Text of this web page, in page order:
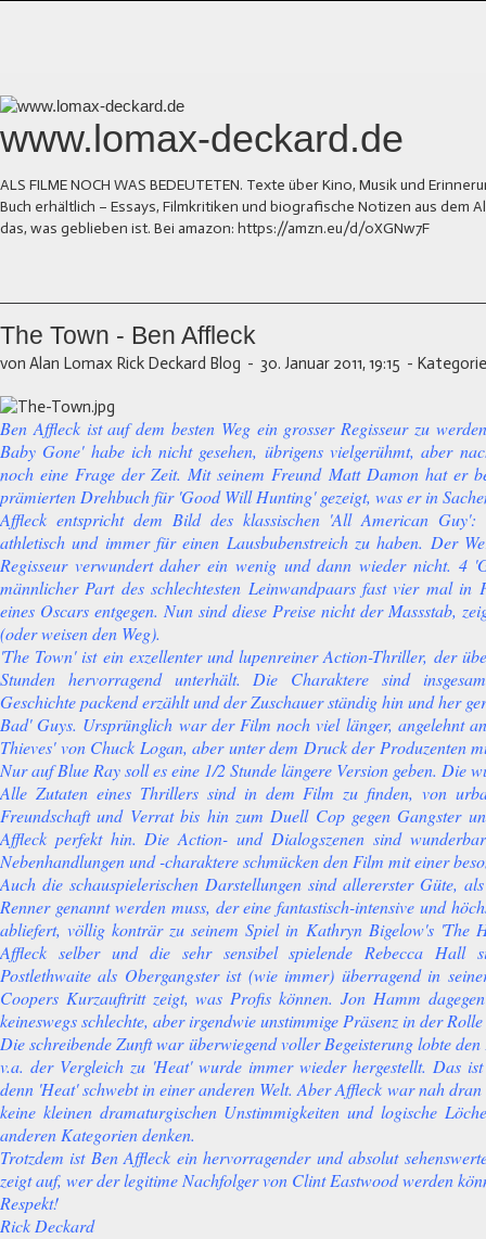
www.lomax-deckard.de
ALS FILME NOCH WAS BEDEUTETEN. Texte über Kino, Musik und
Buch erhältlich – Essays, Filmkritiken und biografische Notizen aus dem
das, was geblieben ist. Bei amazon: https://amzn.eu/d/0XGNw7F
The Town - Ben Affleck
von Alan Lomax Rick Deckard Blog - 30. Januar 2011, 19:15 -
Ben Affleck ist auf dem besten Weg ein grosser Regisseur zu
Baby Gone' habe ich nicht gesehen, übrigens vielgerühmt, aber
noch eine Frage der Zeit. Mit seinem Freund Matt Damon hat er
prämierten Drehbuch für 'Good Will Hunting' gezeigt, was er in
Affleck entspricht dem Bild des klassischen 'All American Guy':
athletisch und immer für einen Lausbubenstreich zu haben. Der
Regisseur verwundert daher ein wenig und dann wieder nicht. 4
männlicher Part des schlechtesten Leinwandpaars fast vier mal in
eines Oscars entgegen. Nun sind diese Preise nicht der Massstab,
(oder weisen den Weg).
'The Town' ist ein exzellenter und lupenreiner Action-Thriller, der
Stunden hervorragend unterhält. Die Charaktere sind
Geschichte packend erzählt und der Zuschauer ständig hin und her
Bad' Guys. Ursprünglich war der Film noch viel länger, angelehnt
Thieves' von Chuck Logan, aber unter dem Druck der Produzenten
Nur auf Blue Ray soll es eine 1/2 Stunde längere Version geben. Die
Alle Zutaten eines Thrillers sind in dem Film zu finden, von
Freundschaft und Verrat bis hin zum Duell Cop gegen Gangster
Affleck perfekt hin. Die Action- und Dialogszenen sind
Nebenhandlungen und -charaktere schmücken den Film mit einer
Auch die schauspielerischen Darstellungen sind allererster Güte,
Renner genannt werden muss, der eine fantastisch-intensive und
abliefert, völlig konträr zu seinem Spiel in Kathryn Bigelow's 'The
Affleck selber und die sehr sensibel spielende Rebecca Hall
Postlethwaite als Obergangster ist (wie immer) überragend in
Coopers Kurzauftritt zeigt, was Profis können. Jon Hamm
keineswegs schlechte, aber irgendwie unstimmige Präsenz in der
Die schreibende Zunft war überwiegend voller Begeisterung lobte
v.a. der Vergleich zu 'Heat' wurde immer wieder hergestellt. Das
denn 'Heat' schwebt in einer anderen Welt. Aber Affleck war nah
keine kleinen dramaturgischen Unstimmigkeiten und logische
anderen Kategorien denken.
Trotzdem ist Ben Affleck ein hervorragender und absolut
zeigt auf, wer der legitime Nachfolger von Clint Eastwood werden
Respekt!
Rick Deckard